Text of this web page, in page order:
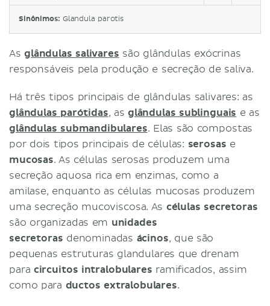
Sinônimos: Glandula parotis
Asglândulas salivares são glândulas exócrinas
responsáveis pela produção e secreção de saliva.
Há três tipos principais de glândulas salivares: as
glândulas parótidas, as glândulas sublinguais e as
glândulas submandibulares. Elas são compostas
por dois tipos principais de células: serosas e
mucosas. As células serosas produzem uma
secreção aquosa rica em enzimas, como a
amilase, enquanto as células mucosas produzem
uma secreção mucoviscosa. As células secretoras
são organizadas em unidades
secretoras denominadas ácinos, que são
pequenas estruturas glandulares que drenam
para circuitos intralobulares ramificados, assim
como para ductos extralobulares.